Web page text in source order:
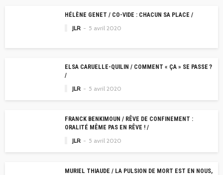
HÉLÈNE GENET / CO-VIDE : CHACUN SA PLACE /
JLR 5 avril 2020
ELSA CARUELLE-QUILIN / COMMENT « ÇA » SE PASSE ?
/
JLR 5 avril 2020
FRANCK BENKIMOUN / RÊVE DE CONFINEMENT :
ORALITÉ MÊME PAS EN RÊVE ! /
JLR 5 avril 2020
MURIEL THIAUDE / LA PULSION DE MORT EST EN NOUS,